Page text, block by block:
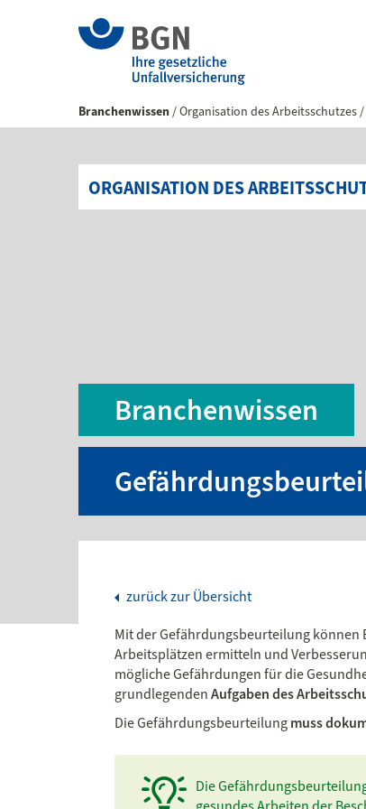
ORGANISATION DES
Branchenwissen Organisation des Arbeitsschutzes
Branchenwissen
zurück zur Übersicht
Mit der Gefährdungsbeurteilung können
Arbeitsplätzen ermitteln und
mögliche Gefährdungen für die
grundlegendenAufgaben des
Die Gefährdungsbeurteilungmuss
Die